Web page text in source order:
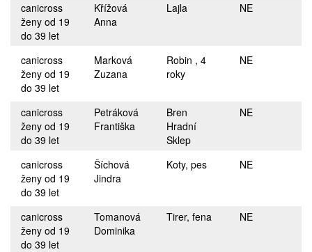
canicross
ženy od 19
do 39 let
Křížová
Anna
Lajla NE
canicross
ženy od 19
do 39 let
Marková
Zuzana
Robin , 4
roky
NE
canicross
ženy od 19
do 39 let
Petráková
Františka
Bren
Hradní
Sklep
NE
canicross
ženy od 19
do 39 let
Šíchová
Jindra
Koty, pes NE
canicross
ženy od 19
do 39 let
Tomanová
Dominika
Tirer, fena NE